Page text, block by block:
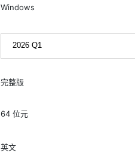
Windows
完整版
64 位元
英文